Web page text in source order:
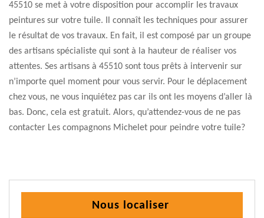
45510 se met à votre disposition pour accomplir les travaux
peintures sur votre tuile. Il connaît les techniques pour assurer
le résultat de vos travaux. En fait, il est composé par un groupe
des artisans spécialiste qui sont à la hauteur de réaliser vos
attentes. Ses artisans à 45510 sont tous prêts à intervenir sur
n’importe quel moment pour vous servir. Pour le déplacement
chez vous, ne vous inquiétez pas car ils ont les moyens d’aller là
bas. Donc, cela est gratuit. Alors, qu’attendez-vous de ne pas
contacter Les compagnons Michelet pour peindre votre tuile?
Nous localiser